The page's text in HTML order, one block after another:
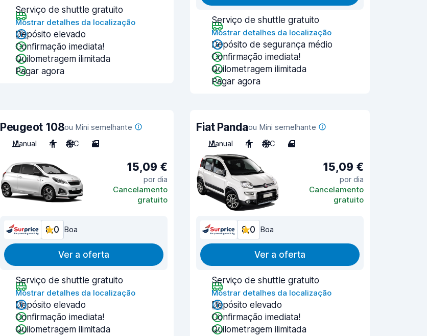
Serviço de shuttle gratuito
Mostrar detalhes da localização
Depósito elevado
Confirmação imediata!
Quilometragem ilimitada
Pagar agora
Serviço de shuttle gratuito
Mostrar detalhes da localização
Depósito de segurança médio
Confirmação imediata!
Quilometragem ilimitada
Pagar agora
Peugeot 108ou Mini semelhante
Manual
4 A/C 3
15,09 €
por dia
Cancelamento
gratuito
8,0 Boa
Ver a oferta
Serviço de shuttle gratuito
Mostrar detalhes da localização
Depósito elevado
Confirmação imediata!
Quilometragem ilimitada
Fiat Pandaou Mini semelhante
Manual
4 A/C 4
15,09 €
por dia
Cancelamento
gratuito
8,0 Boa
Ver a oferta
Serviço de shuttle gratuito
Mostrar detalhes da localização
Depósito elevado
Confirmação imediata!
Quilometragem ilimitada